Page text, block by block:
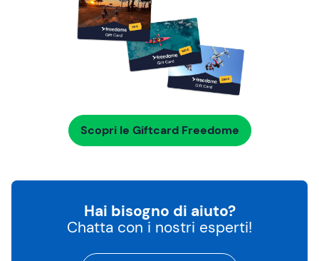
Scopri le Giftcard Freedome
Hai bisogno di aiuto?
Chatta con i nostri esperti!